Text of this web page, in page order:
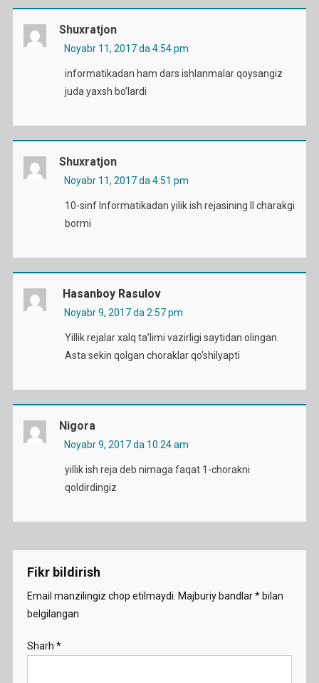
Shuxratjon
Noyabr 11, 2017 da 4:54 pm
informatikadan ham dars ishlanmalar qoysangiz
juda yaxsh bo’lardi
Shuxratjon
Noyabr 11, 2017 da 4:51 pm
10-sinf Informatikadan yilik ish rejasining II charakgi
bormi
Hasanboy Rasulov
Noyabr 9, 2017 da 2:57 pm
Yillik rejalar xalq ta’limi vazirligi saytidan olingan.
Asta sekin qolgan choraklar qo’shilyapti
Nigora
Noyabr 9, 2017 da 10:24 am
yillik ish reja deb nimaga faqat 1-chorakni
qoldirdingiz
Fikr bildirish
Email manzilingiz chop etilmaydi. Majburiy bandlar*bilan
belgilangan
Sharh *